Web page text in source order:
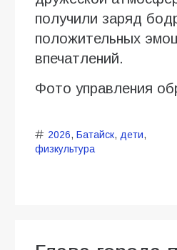
получили заряд
положительных
впечатлений.
Фото управления
2026, Батайск, дети,
физкультура